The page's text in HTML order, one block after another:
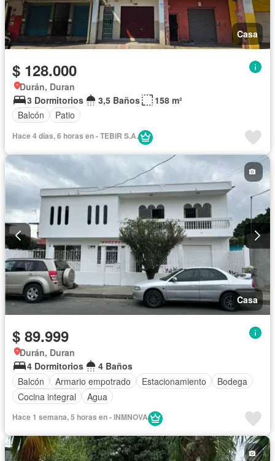
Casa
$ 128.000
Durán, Duran
3 Dormitorios
3,5 Baños
158 m²
Balcón
Patio
Hace 4 días, 6 horas en - TEBIR S.A.
Casa
$ 89.999
Durán, Duran
4 Dormitorios
4 Baños
Balcón
Armario empotrado Estacionamiento
Bodega
Cocina integral
Agua
Hace 1 semana, 5 horas en - INMNOVA